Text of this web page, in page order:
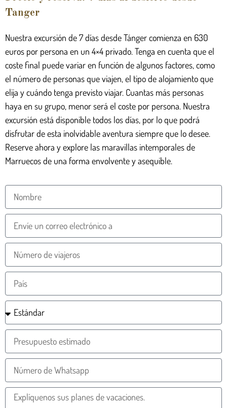
Tanger
Nuestra excursión de 7 días desde Tánger comienza en 630
euros por persona en un 4×4 privado. Tenga en cuenta que el
coste final puede variar en función de algunos factores, como
el número de personas que viajen, el tipo de alojamiento que
elija y cuándo tenga previsto viajar. Cuantas más personas
haya en su grupo, menor será el coste por persona. Nuestra
excursión está disponible todos los días, por lo que podrá
disfrutar de esta inolvidable aventura siempre que lo desee.
Reserve ahora y explore las maravillas intemporales de
Marruecos de una forma envolvente y asequible.